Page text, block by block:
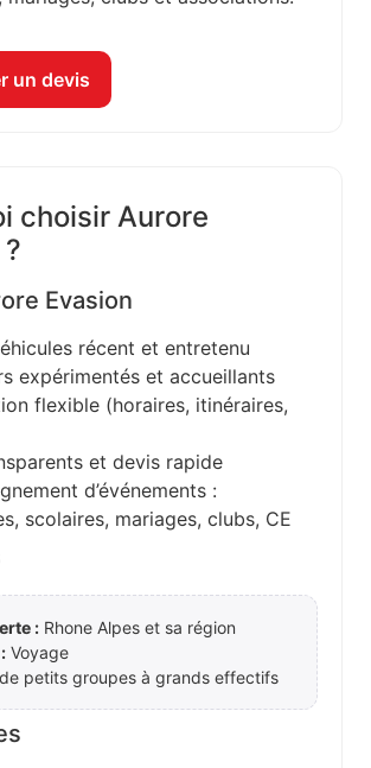
un devis
choisir Aurore
Evasion
récent et entretenu
expérimentés et accueillants
flexible (horaires, itinéraires,
et devis rapide
d’événements :
scolaires, mariages, clubs, CE
: Rhone Alpes et sa région
Voyage
de petits groupes à grands effectifs